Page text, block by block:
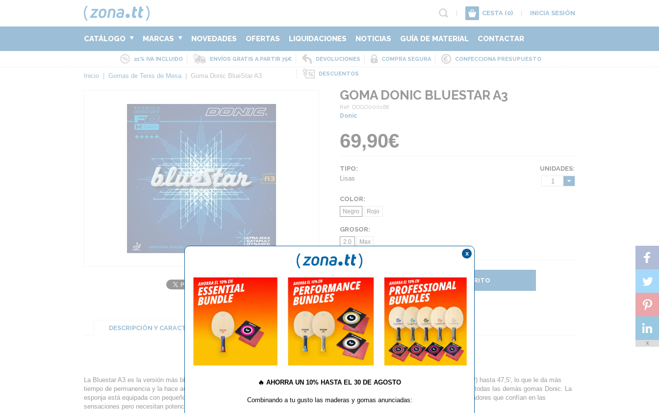
CESTA (0) INICIA SESIÓN
CATÁLOGO MARCAS NOVEDADES OFERTAS LIQUIDACIONES NOTICIAS GUÍA DE MATERIAL CONTACTAR
21% IVA INCLUIDO ENVÍOS GRATIS A PARTIR 75€ DEVOLUCIONES COMPRA SEGURA CONFECCIONA PRESUPUESTO
DESCUENTOS
Inicio Gomas de Tenis de Mesa Goma Donic BlueStar A3
GOMA DONIC BLUESTAR A3
Ref. DOGO000168
Donic
69,90€
UNIDADES:
1
TIPO:
Lisas
COLOR:
Negro Rojo
GROSOR:
2.0 Max
AÑADIR AL CARRITO
DESCRIPCIÓN Y CARACTERÍSTICAS MADERAS DONIC EN LIQUIDACION
Goma Donic BlueStar A3
La Bluestar A3 es la versión más blanda de las gomas Bluestar. La dureza de la esponja de la A3 va desde 52,5' (A1) pasando por 50' (A2) hasta 47,5', lo que le da más
tiempo de permanencia y la hace aún menos rápida. La esponja está equipada con pequeños poros y hace que Bluestar sea diferente de todas las demás gomas Donic. La
esponja está equipada con pequeños poros y hace que Bluestar sea diferente de todas las demás gomas Donic. Goma perfecta para jugadores que confían en las
sensaciones pero necesitan potencia adicional para el golpe ganador.
🔥 AHORRA UN 10% HASTA EL 30 DE AGOSTO
Combinando a tu gusto las maderas y gomas anunciadas:
x
X